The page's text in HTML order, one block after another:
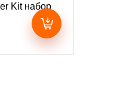
Kit набор